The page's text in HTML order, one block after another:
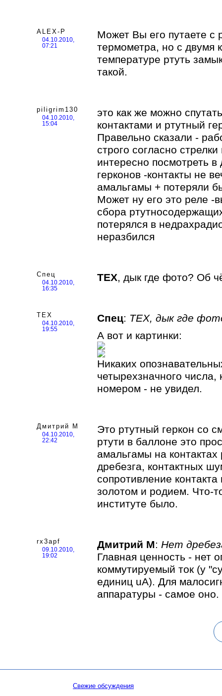
ALEX-P
04.10.2010,
07:21
Может Вы его путаете с
термометра, но с двумя
температуре ртуть
такой.
piligrim130
04.10.2010,
15:04
это как же можно
контактами и ртутный
Правельно сказали -
строго согласно
интересно посмотреть в
герконов -контакты не
амальгамы + потеряли
Может ну его это реле -
сбора
потерялся в
неразбился
Спец
04.10.2010,
16:35
TEX, дык где фото? Об
TEX
04.10.2010,
19:55
Спец: TEX, дык где
А вот и картинки:
Никаких
четырехзначного числа,
номером - не увидел.
Дмитрий М
04.10.2010,
22:42
Это ртутный геркон со
ртути в баллоне это
амальгамы на
дребезга, контактных
сопротивление
золотом и родием. Что-
институте было.
rx3apf
09.10.2010,
19:02
Дмитрий М: Нет
Главная ценность - нет
коммутируемый ток (у
единиц uA). Для
аппаратуры - самое оно.
Свежие обсуждения